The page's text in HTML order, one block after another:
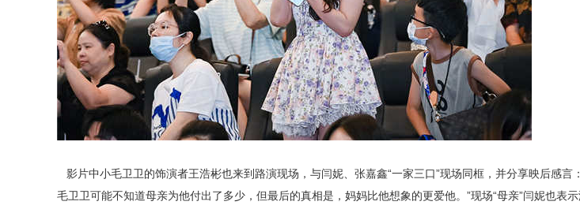
影片中小毛卫卫的饰演者王浩彬也来到路演现场，与闫妮、张嘉鑫“一家三口”现场同框，并分享映后感言
毛卫卫可能不知道母亲为他付出了多少，但最后的真相是，妈妈比他想象的更爱他。”现场“母亲”闫妮也表